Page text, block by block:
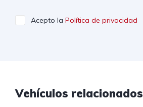
Acepto la Política de privacidad
Vehículos relacionados